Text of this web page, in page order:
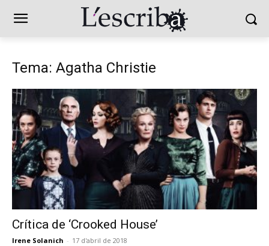
Tema: Agatha Christie
Crítica de ‘Crooked House’
Irene Solanich - 17 d'abril de 2018